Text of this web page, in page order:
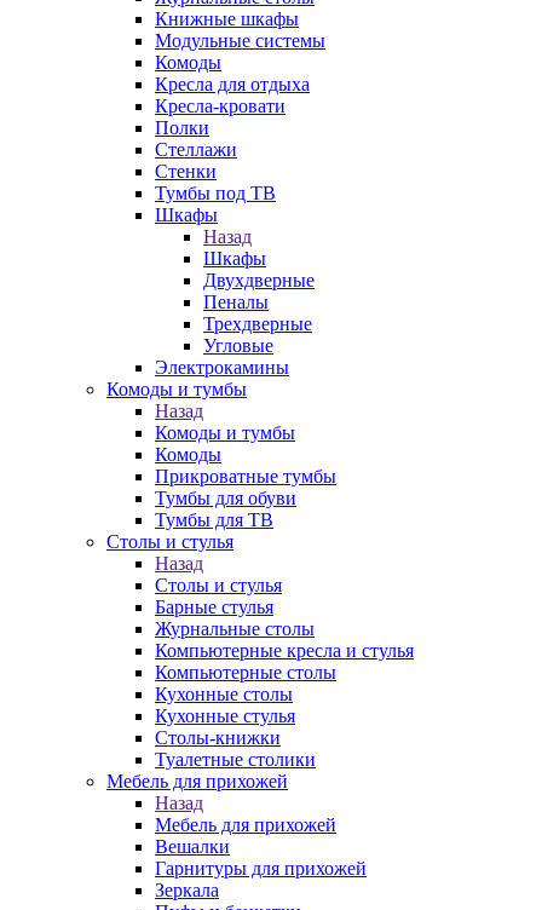
Книжные шкафы
Модульные системы
Комоды
Кресла для отдыха
Кресла-кровати
Полки
Стеллажи
Стенки
Тумбы под ТВ
Шкафы
Назад
Шкафы
Двухдверные
Пеналы
Трехдверные
Угловые
Электрокамины
Комоды и тумбы
Назад
Комоды и тумбы
Комоды
Прикроватные тумбы
Тумбы для обуви
Тумбы для ТВ
Столы и стулья
Назад
Столы и стулья
Барные стулья
Журнальные столы
Компьютерные кресла и стулья
Компьютерные столы
Кухонные столы
Кухонные стулья
Столы-книжки
Туалетные столики
Мебель для прихожей
Назад
Мебель для прихожей
Вешалки
Гарнитуры для прихожей
Зеркала